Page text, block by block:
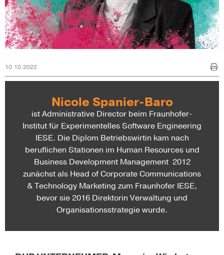
10.10.2022
Nicole Spanier-Baro
ist Administrative Director beim Fraunhofer-
Institut für Experimentelles Software Engineering
IESE. Die Diplom Betriebswirtin kam nach
beruflichen Stationen im Human Resources und
Business Development Management 2012
zunächst als Head of Corporate Communications
& Technology Marketing zum Fraunhofer IESE,
bevor sie 2016 Direktorin Verwaltung und
Organisationsstrategie wurde.